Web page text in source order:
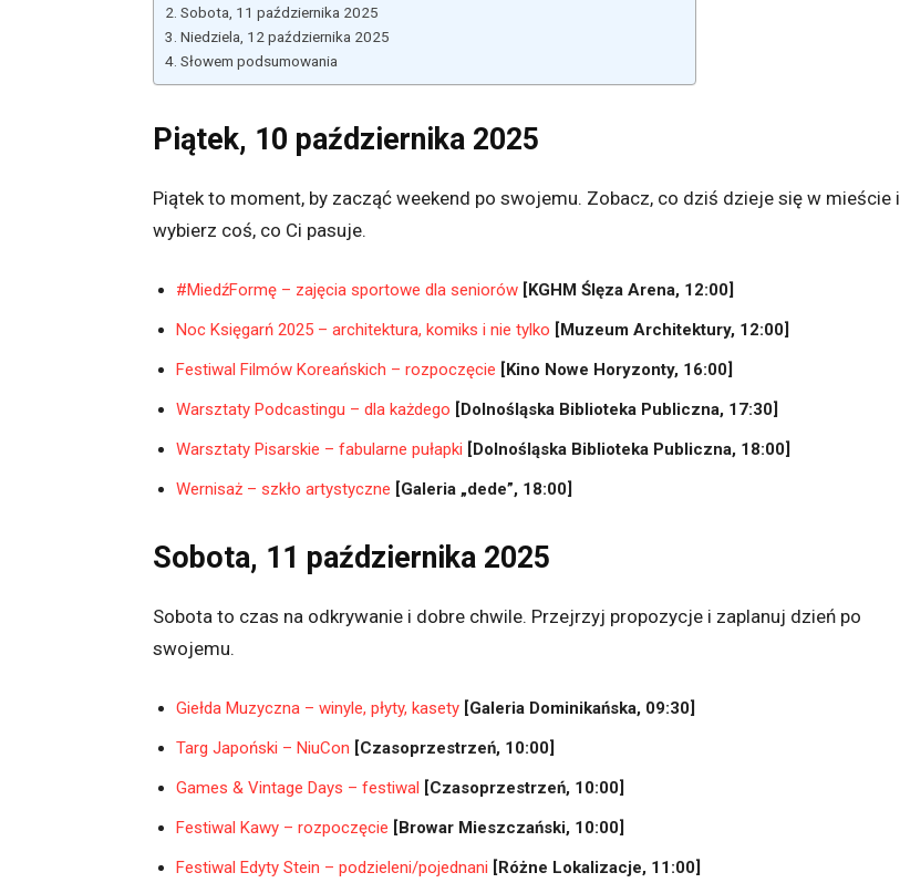
Sobota, 11 października 2025
Niedziela, 12 października 2025
Słowem podsumowania
Piątek, 10 października 2025
Piątek to moment, by zacząć weekend po swojemu. Zobacz, co dziś dzieje się w mieście i
wybierz coś, co Ci pasuje.
#MiedźFormę – zajęcia sportowe dla seniorów
[KGHM Ślęza Arena, 12:00]
Noc Księgarń 2025 – architektura, komiks i nie tylko
[Muzeum Architektury, 12:00]
Festiwal Filmów Koreańskich – rozpoczęcie
[Kino Nowe Horyzonty, 16:00]
Warsztaty Podcastingu – dla każdego
[Dolnośląska Biblioteka Publiczna, 17:30]
Warsztaty Pisarskie – fabularne pułapki
[Dolnośląska Biblioteka Publiczna, 18:00]
Wernisaż – szkło artystyczne
[Galeria „dede”, 18:00]
Sobota, 11 października 2025
Sobota to czas na odkrywanie i dobre chwile. Przejrzyj propozycje i zaplanuj dzień po
swojemu.
Giełda Muzyczna – winyle, płyty, kasety [Galeria Dominikańska, 09:30]
Targ Japoński – NiuCon
[Czasoprzestrzeń, 10:00]
Games & Vintage Days – festiwal
[Czasoprzestrzeń, 10:00]
Festiwal Kawy – rozpoczęcie
[Browar Mieszczański, 10:00]
Festiwal Edyty Stein – podzieleni/pojednani
[Różne Lokalizacje, 11:00]